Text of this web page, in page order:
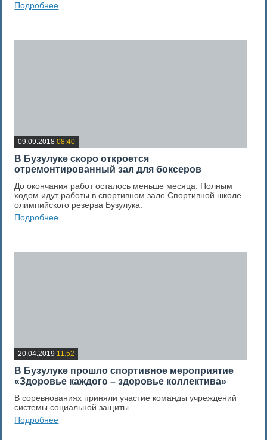
Подробнее
09.09.2018 08:40
В Бузулуке скоро откроется
отремонтированный зал для боксеров
До окончания работ осталось меньше месяца. Полным
ходом идут работы в спортивном зале Спортивной школе
олимпийского резерва Бузулука.
Подробнее
20.04.2019 11:52
В Бузулуке прошло спортивное мероприятие
«Здоровье каждого – здоровье коллектива»
В соревнованиях приняли участие команды учреждений
системы социальной защиты.
Подробнее